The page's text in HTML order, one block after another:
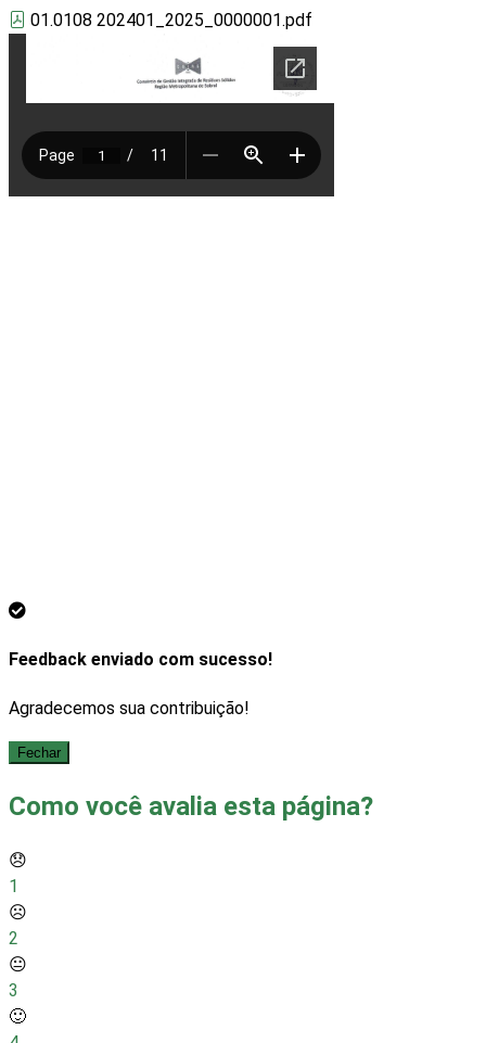
01.0108 202401_2025_0000001.pdf
Feedback enviado com sucesso!
Agradecemos sua contribuição!
Fechar
Como você avalia esta página?
😞
1
☹️
2
😐
3
🙂